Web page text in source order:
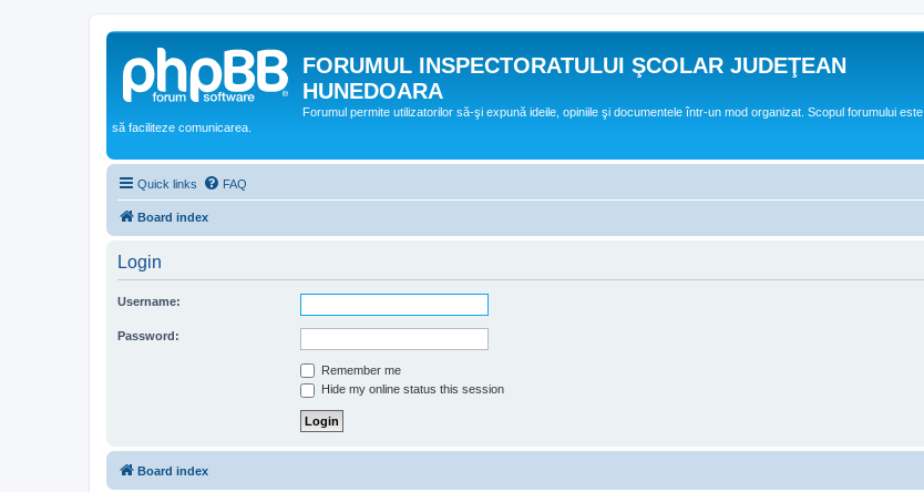
FORUMUL INSPECTORATULUI ŞCOLAR JUDEŢEAN
HUNEDOARA
Forumul permite utilizatorilor să-şi expună ideile, opiniile şi documentele într-un mod organizat. Scopul forumului este
să faciliteze comunicarea.
Quick links FAQ
Board index
Login
Username:
Password:
Remember me
Hide my online status this session
Board index